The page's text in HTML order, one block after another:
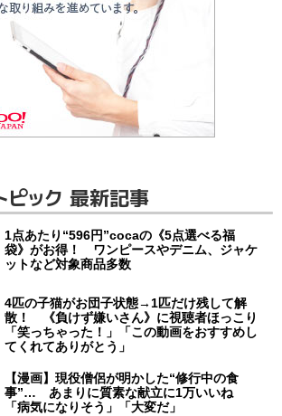
ピック 最新記事
1点あたり“596円”cocaの《5点選べる福
袋》がお得！ ワンピースやデニム、ジャケ
ットなど対象商品多数
4匹の子猫がお団子状態→1匹だけ残して解
散！ 《負けず嫌いさん》に視聴者ほっこり
「笑っちゃった！」「この動画をおすすめし
てくれてありがとう」
【漫画】現役僧侶が明かした“修行中の食
事”… あまりに質素な献立に1万いいね
「病気になりそう」「大変だ」